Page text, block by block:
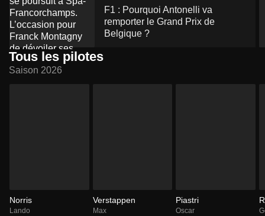
F1 : Pourquoi Antonelli va
remporter le Grand Prix de
Belgique ?
Tous les pilotes
Saison 2026
Norris
Lando
Verstappen
Max
Piastri
Oscar